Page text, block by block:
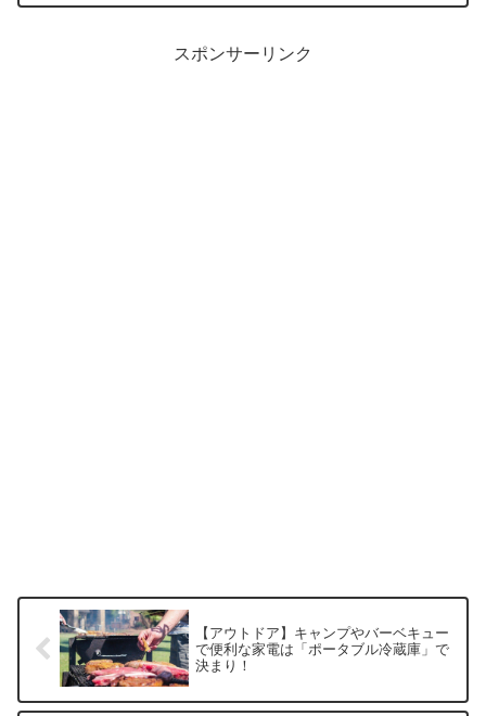
スポンサーリンク
【アウトドア】キャンプやバーベキュー
で便利な家電は「ポータブル冷蔵庫」で
決まり！